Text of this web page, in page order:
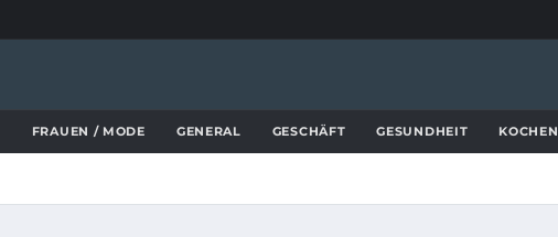
FRAUEN / MODE GENERAL GESCHÄFT GESUNDHEIT KOCHEN